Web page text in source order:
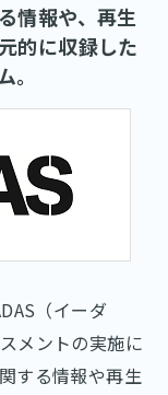
情報や、再生
的に収録した
（イーダ
メントの実施に
する情報や再生